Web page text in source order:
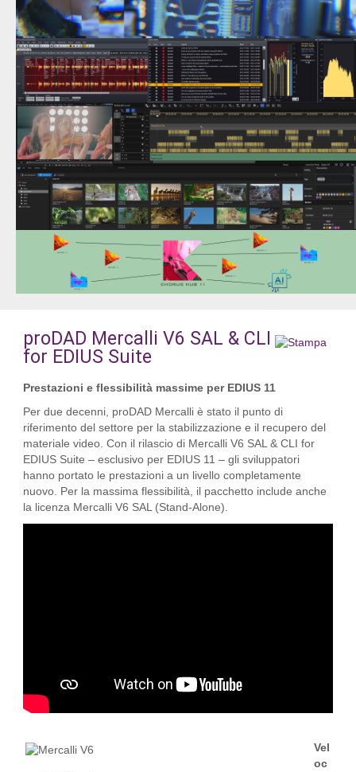
proDAD Mercalli V6 SAL & CLI
for EDIUS Suite
Prestazioni e flessibilità massime per EDIUS 11
Per due decenni, proDAD Mercalli è stato il punto di
riferimento del settore per la stabilizzazione e il recupero del
materiale video. Con il rilascio di Mercalli V6 SAL & CLI for
EDIUS Suite – esclusivo per EDIUS 11 – gli sviluppatori
hanno portato le prestazioni a un livello completamente
nuovo. Per la massima flessibilità, il pacchetto include anche
la licenza Mercalli V6 SAL (Stand-Alone).
Vel
oc